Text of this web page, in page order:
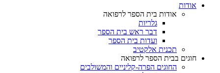
אודות
אודות בית הספר לרפואה
גלריות
דבר ראש בית הספר
ועדות בית הספר
תכנית אלקטיב
חוגים בבית הספר לרפואה
החוגים הפרה-קליניים והמשולבים